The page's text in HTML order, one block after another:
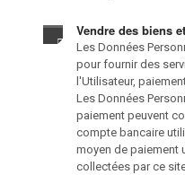
Vendre des biens
Les Données
pour fournir des
l'Utilisateur,
Les Données
paiement peuvent
compte bancaire
moyen de paiement
collectées par ce